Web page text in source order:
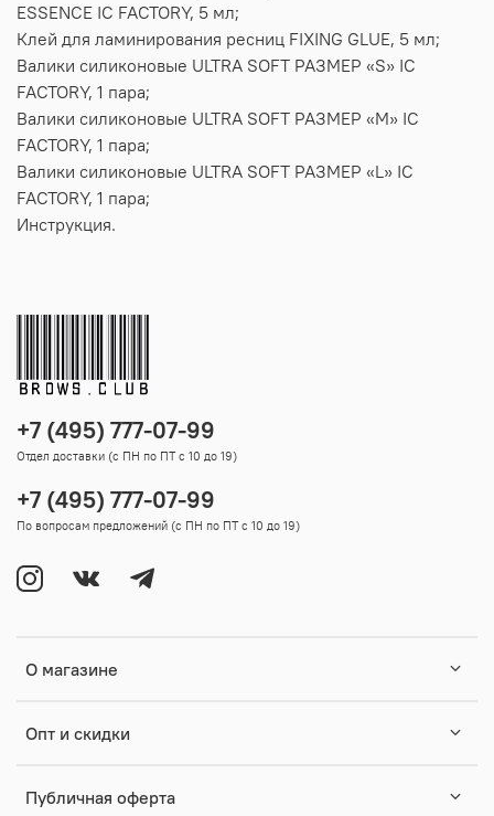
ESSENCE IC FACTORY, 5 мл;
Клей для ламинирования ресниц FIXING GLUE, 5 мл;
Валики силиконовые ULTRA SOFT РАЗМЕР «S» IC
FACTORY, 1 пара;
Валики силиконовые ULTRA SOFT РАЗМЕР «M» IC
FACTORY, 1 пара;
Валики силиконовые ULTRA SOFT РАЗМЕР «L» IC
FACTORY, 1 пара;
Инструкция.
О магазине
Опт и скидки
Публичная оферта
+7 (495) 777-07-99
Отдел доставки (с ПН по ПТ с 10 до 19)
+7 (495) 777-07-99
По вопросам предложений (с ПН по ПТ с 10 до 19)